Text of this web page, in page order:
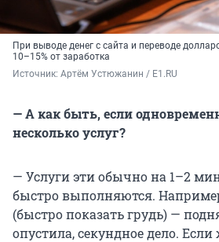
При выводе денег с сайта и переводе
10–15% от заработка
Источник: Артём Устюжанин / E1.RU
— А как быть, если
несколько услуг?
— Услуги эти обычно на 1–2
быстро выполняются.
(быстро показать грудь) —
опустила, секундное дело. Если